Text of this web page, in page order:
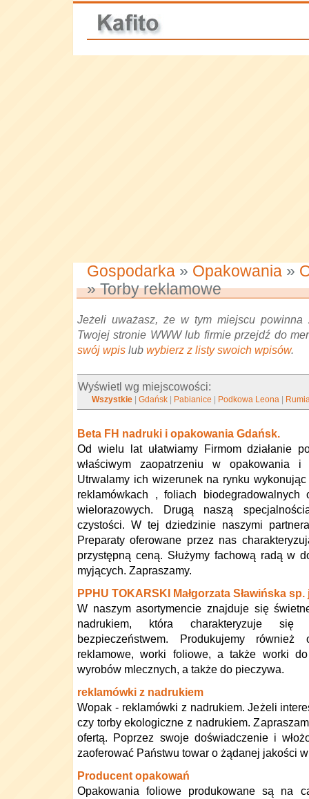
Gospodarka » Opakowania »
» Torby reklamowe
Jeżeli uważasz, że w tym miejscu powinna
Twojej stronie WWW lub firmie przejdź do
swój wpis lub wybierz z listy swoich wpisów.
Wyświetl wg miejscowości:
Wszystkie |Gdańsk Pabianice Podkowa Leona
Beta FH nadruki i opakowania Gdańsk.
Od wielu lat ułatwiamy Firmom działanie
właściwym zaopatrzeniu w opakowania i
Utrwalamy ich wizerunek na rynku
reklamówkach , foliach
wielorazowych. Drugą naszą
czystości. W tej dziedzinie naszymi
Preparaty oferowane przez nas
przystępną ceną. Służymy fachową radą w
myjących. Zapraszamy.
PPHU TOKARSKI Małgorzata Sławińska sp.
W naszym asortymencie znajduje się
nadrukiem, która charakteryzuje się
bezpieczeństwem. Produkujemy
reklamowe, worki foliowe, a także worki
wyrobów mlecznych, a także do pieczywa.
reklamówki z nadrukiem
Wopak - reklamówki z nadrukiem. Jeżeli
czy torby ekologiczne z nadrukiem.
ofertą. Poprzez swoje doświadczenie i
zaoferować Państwu towar o żądanej jakości
Producent opakowań
Opakowania foliowe produkowane są na